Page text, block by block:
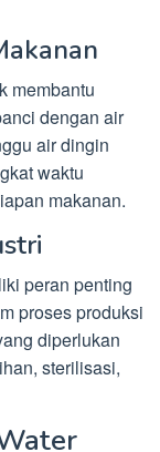
membantu
dengan air
air dingin
waktu
makanan.
peran penting
proses produksi
diperlukan
sterilisasi,